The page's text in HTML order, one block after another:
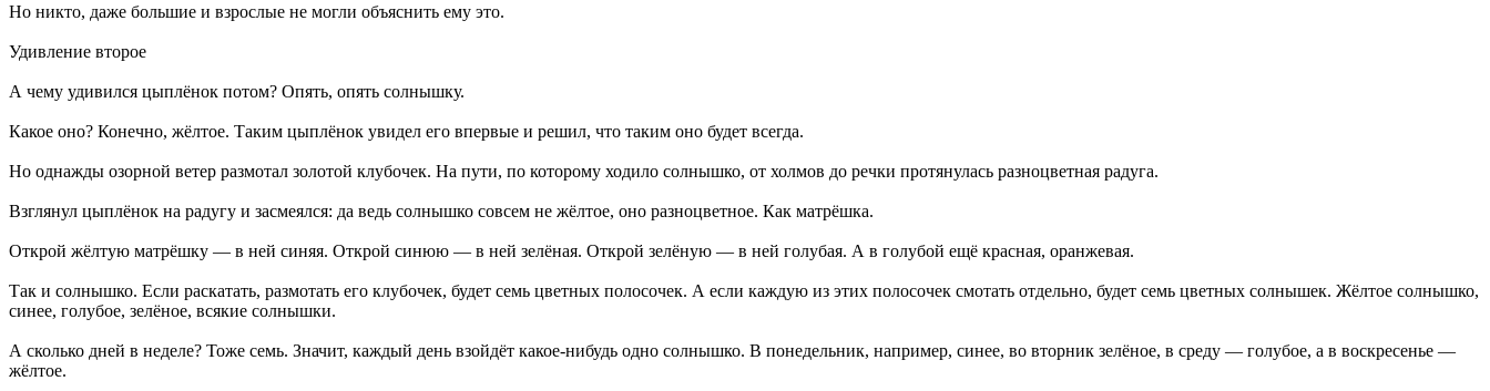
Но никто, даже большие и взрослые не могли объяснить ему это.
Удивление второе
А чему удивился цыплёнок потом? Опять, опять солнышку.
Какое оно? Конечно, жёлтое. Таким цыплёнок увидел его впервые и решил, что таким оно будет всегда.
Но однажды озорной ветер размотал золотой клубочек. На пути, по которому ходило солнышко, от холмов до речки протянулась разноцветная радуга.
Взглянул цыплёнок на радугу и засмеялся: да ведь солнышко совсем не жёлтое, оно разноцветное. Как матрёшка.
Открой жёлтую матрёшку — в ней синяя. Открой синюю — в ней зелёная. Открой зелёную — в ней голубая. А в голубой ещё красная, оранжевая.
Так и солнышко. Если раскатать, размотать его клубочек, будет семь цветных полосочек. А если каждую из этих полосочек смотать отдельно, будет семь цветных солнышек. Жёлтое солнышко,
синее, голубое, зелёное, всякие солнышки.
А сколько дней в неделе? Тоже семь. Значит, каждый день взойдёт какое-нибудь одно солнышко. В понедельник, например, синее, во вторник зелёное, в среду — голубое, а в воскресенье —
жёлтое.